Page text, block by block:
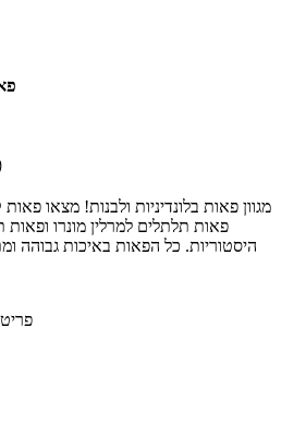
מגוון פאות בלונדיניות ולבנות! מצאו
פאות תלתלים למרלין מונרו ופאות
היסטוריות. כל הפאות באיכות גבוהה
פריטים 1 עד 24